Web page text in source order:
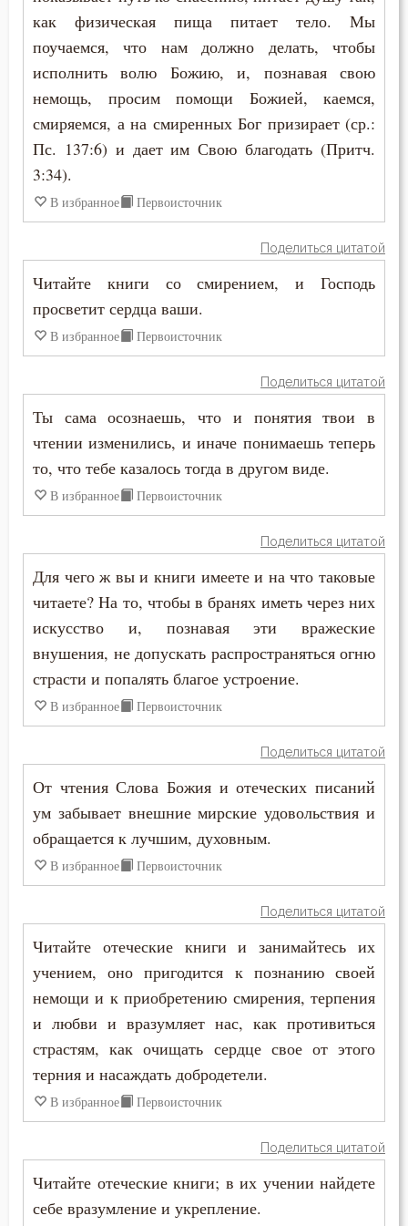
как физическая пища питает тело. Мы
поучаемся, что нам должно делать, чтобы
исполнить волю Божию, и, познавая свою
немощь, просим помощи Божией, каемся,
смиряемся, а на смиренных Бог призирает (ср.:
Пс. 137:6) и дает им Свою благодать (Притч.
3:34).
В избранное Первоисточник
Поделиться цитатой
Читайте книги со смирением, и Господь
просветит сердца ваши.
В избранное Первоисточник
Поделиться цитатой
Ты сама осознаешь, что и понятия твои в
чтении изменились, и иначе понимаешь теперь
то, что тебе казалось тогда в другом виде.
В избранное Первоисточник
Поделиться цитатой
Для чего ж вы и книги имеете и на что таковые
читаете? На то, чтобы в бранях иметь через них
искусство и, познавая эти вражеские
внушения, не допускать распространяться огню
страсти и попалять благое устроение.
В избранное Первоисточник
Поделиться цитатой
От чтения Слова Божия и отеческих писаний
ум забывает внешние мирские удовольствия и
обращается к лучшим, духовным.
В избранное Первоисточник
Поделиться цитатой
Читайте отеческие книги и занимайтесь их
учением, оно пригодится к познанию своей
немощи и к приобретению смирения, терпения
и любви и вразумляет нас, как противиться
страстям, как очищать сердце свое от этого
терния и насаждать добродетели.
В избранное Первоисточник
Поделиться цитатой
Читайте отеческие книги; в их учении найдете
себе вразумление и укрепление.